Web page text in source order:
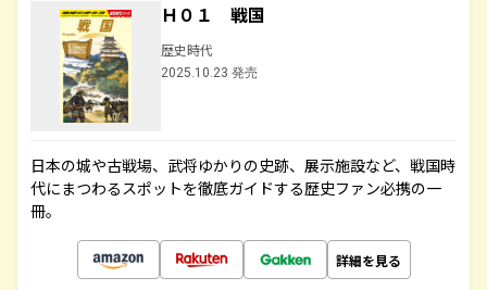
Ｈ０１ 戦国
歴史時代
2025.10.23 発売
日本の城や古戦場、武将ゆかりの史跡、展示施設など、戦国時
代にまつわるスポットを徹底ガイドする歴史ファン必携の一
冊。
詳細を見る